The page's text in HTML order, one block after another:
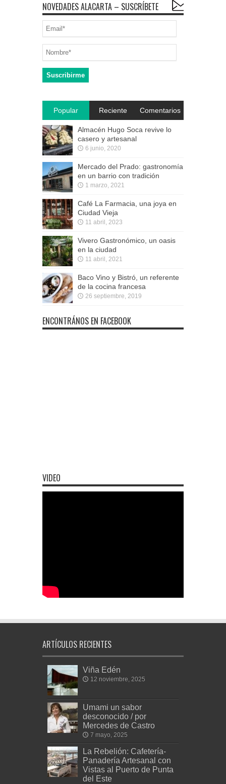
NOVEDADES ALACARTA – SUSCRÍBETE
Popular Reciente Comentarios
Almacén Hugo Soca revive lo
casero y artesanal
6 junio, 2020
Mercado del Prado: gastronomía
en un barrio con tradición
1 marzo, 2021
Café La Farmacia, una joya en
Ciudad Vieja
11 abril, 2023
Vivero Gastronómico, un oasis
en la ciudad
11 abril, 2021
Baco Vino y Bistró, un referente
de la cocina francesa
26 septiembre, 2019
ENCONTRÁNOS EN FACEBOOK
VIDEO
ARTÍCULOS RECIENTES
Viña Edén
12 noviembre, 2025
Umami un sabor
desconocido / por
Mercedes de Castro
7 mayo, 2025
La Rebelión: Cafetería-
Panadería Artesanal con
Vistas al Puerto de Punta
del Este